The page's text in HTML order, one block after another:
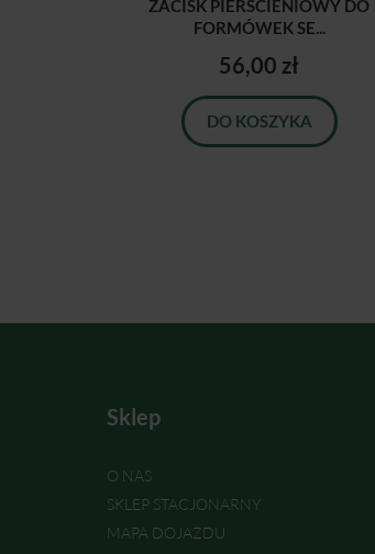
ZACISK PIERSCIENIOWY DO
FORMÓWEK SE...
56,00 zł
DO KOSZYKA
Sklep
O NAS
SKLEP STACJONARNY
MAPA DOJAZDU